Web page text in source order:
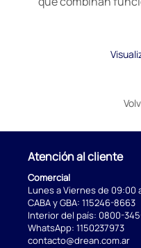
Atención al cliente
Comercial
Lunes a Viernes de 09:00
CABA y GBA: 115246-8663
Interior del país: 0800-
WhatsApp: 1150237973
contacto@drean.com.ar